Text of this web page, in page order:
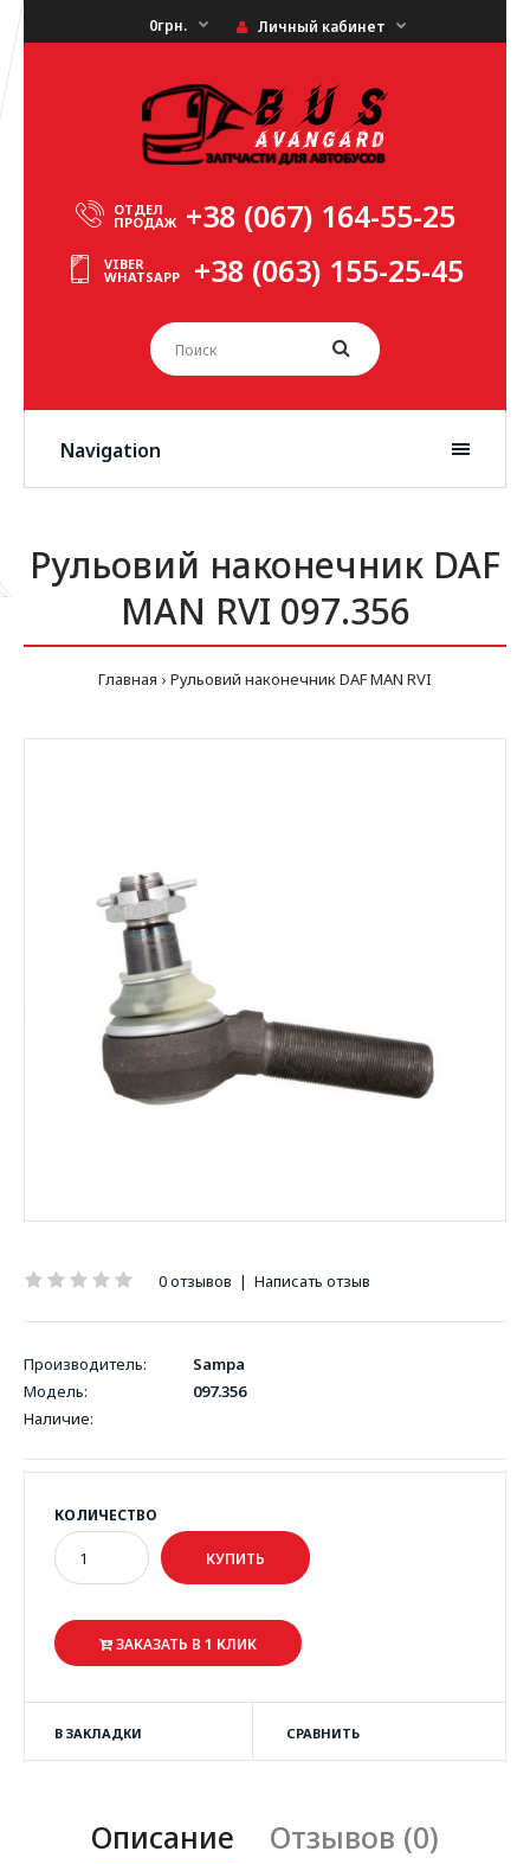
0грн. Личный кабинет
ОТДЕЛ
ПРОДАЖ +38 (067) 164-55-25
VIBER
WHATSAPP +38 (063) 155-25-45
Navigation
Рульовий наконечник DAF
MAN RVI 097.356
Главная Рульовий наконечник DAF MAN RVI
0 отзывов | Написать отзыв
Производитель:
Sampa
Модель:
097.356
Наличие:
КОЛИЧЕСТВО
ЗАКАЗАТЬ В 1 КЛИК
В ЗАКЛАДКИ СРАВНИТЬ
Описание Отзывов (0)